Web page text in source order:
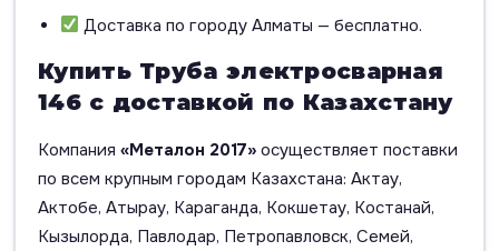
Доставка по городу Алматы — бесплатно.
Купить Труба электросварная
146 с доставкой по Казахстану
Компания «Металон 2017» осуществляет поставки
по всем крупным городам Казахстана: Актау,
Актобе, Атырау, Караганда, Кокшетау, Костанай,
Кызылорда, Павлодар, Петропавловск, Семей,